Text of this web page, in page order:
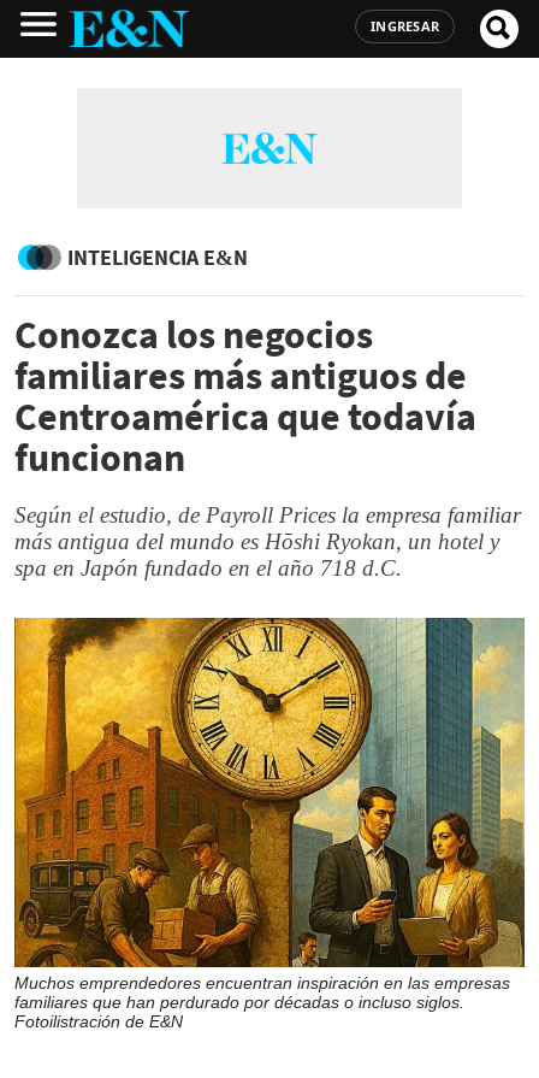
INGRESAR
INTELIGENCIA E&N
Conozca los negocios
familiares más antiguos de
Centroamérica que todavía
funcionan
Según el estudio, de Payroll Prices la empresa familiar
más antigua del mundo es Hōshi Ryokan, un hotel y
spa en Japón fundado en el año 718 d.C.
Muchos emprendedores encuentran inspiración en las empresas
familiares que han perdurado por décadas o incluso siglos.
Fotoilistración de E&N